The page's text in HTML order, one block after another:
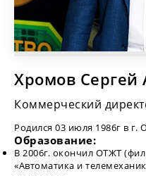
Хромов Сергей
Коммерческий
Родился 03 июля 1986г в г.
Образование:
В 2006г. окончил ОТЖТ
«Автоматика и